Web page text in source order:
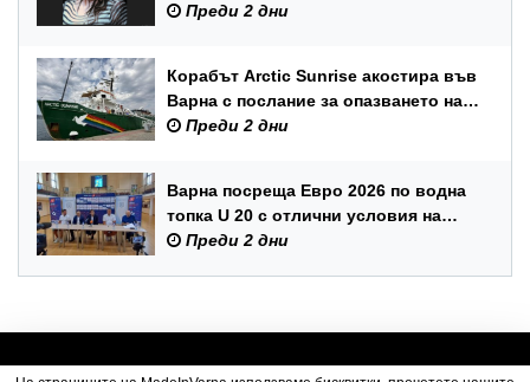
празника на Варна
Преди 2 дни
Корабът Arctic Sunrise акостира във
Варна с послание за опазването на
Черно море
Преди 2 дни
Варна посреща Евро 2026 по водна
топка U 20 с отлични условия на
състезателните басейни
Преди 2 дни